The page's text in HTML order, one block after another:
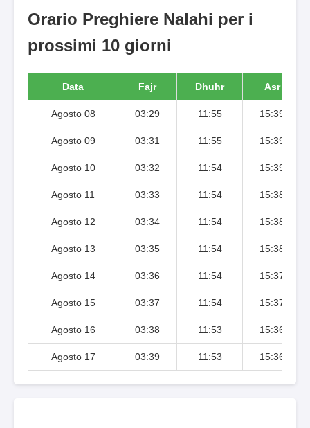
Orario Preghiere Nalahi per i
prossimi 10 giorni
Data Fajr Dhuhr Asr
Agosto 08 03:29 11:55 15:39
Agosto 09 03:31 11:55 15:39
Agosto 10 03:32 11:54 15:39
Agosto 11 03:33 11:54 15:38
Agosto 12 03:34 11:54 15:38
Agosto 13 03:35 11:54 15:38
Agosto 14 03:36 11:54 15:37
Agosto 15 03:37 11:54 15:37
Agosto 16 03:38 11:53 15:36
Agosto 17 03:39 11:53 15:36